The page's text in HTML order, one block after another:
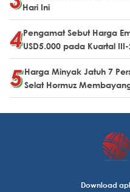
Hari Ini
Pengamat Sebut Harga
USD5.000 pada Kuartal
Harga Minyak Jatuh 7
Selat Hormuz
Download